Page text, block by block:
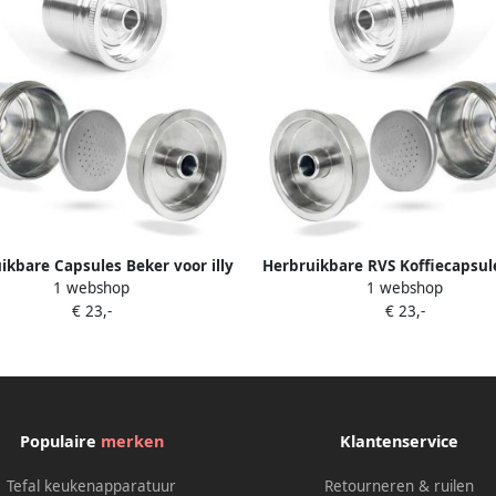
Capsules Beker voor illy
Koffiezetapparaat
Roestvrijstalen
1 webshop
€ 23,-
Herbruikbare RVS
Nespresso en illy
Duurzame Koffiepads
1 webshop
€ 23,-
Populaire merken
Tefal keukenapparatuur
Klantenservice
Retourneren & ruilen